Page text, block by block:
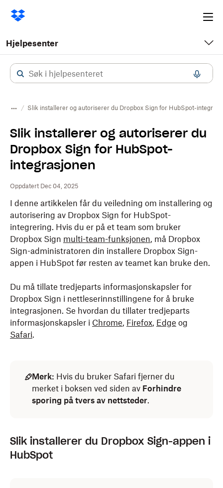
Hjelpesenter
Slik installerer og autoriserer du Dropbox Sign for HubSpot-
Slik installerer og autoriserer du
Dropbox Sign for HubSpot-
integrasjonen
Oppdatert Dec 04, 2025
I denne artikkelen får du veiledning om installering og
autorisering av Dropbox Sign for HubSpot-
integrering. Hvis du er på et team som bruker
Dropbox Sign multi-team-funksjonen, må Dropbox
Sign-administratoren din installere Dropbox Sign-
appen i HubSpot før resten av teamet kan bruke den.
Du må tillate tredjeparts informasjonskapsler for
Dropbox Sign i nettleserinnstillingene for å bruke
integrasjonen. Se hvordan du tillater tredjeparts
informasjonskapsler i Chrome, Firefox, Edge og
Safari.
Merk: Hvis du bruker Safari fjerner du
merket i boksen ved siden av Forhindre
sporing på tvers av nettsteder.
Slik installerer du Dropbox Sign-appen i
HubSpot